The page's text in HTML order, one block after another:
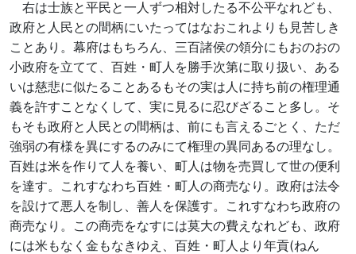
右は士族と平民と一人ずつ相対したる不公平なれども、
政府と人民との間柄にいたってはなおこれよりも見苦しき
ことあり。幕府はもちろん、三百諸侯の領分にもおのおの
小政府を立てて、百姓・町人を勝手次第に取り扱い、ある
いは慈悲に似たることあるもその実は人に持ち前の権理通
義を許すことなくして、実に見るに忍びざること多し。そ
もそも政府と人民との間柄は、前にも言えるごとく、ただ
強弱の有様を異にするのみにて権理の異同あるの理なし。
百姓は米を作りて人を養い、町人は物を売買して世の便利
を達す。これすなわち百姓・町人の商売なり。政府は法令
を設けて悪人を制し、善人を保護す。これすなわち政府の
商売なり。この商売をなすには莫大の費えなれども、政府
には米もなく金もなきゆえ、百姓・町人より年貢(ねん